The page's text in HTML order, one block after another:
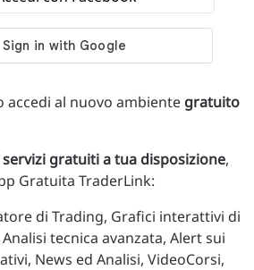
accedi al nuovo ambiente gratuito
gratuiti a tua disposizione,
Gratuita TraderLink:
di Trading, Grafici interattivi di
tecnica avanzata, Alert sui
News ed Analisi, VideoCorsi,